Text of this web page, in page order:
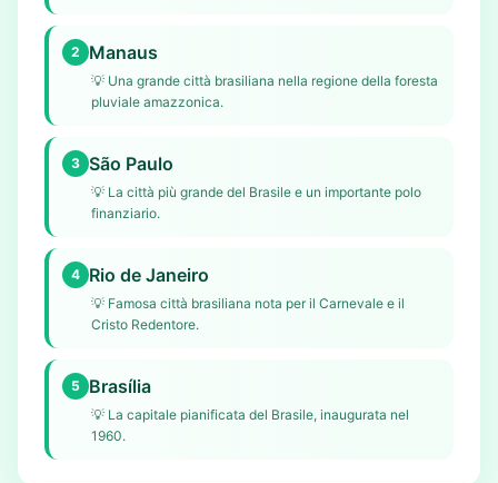
2 Manaus
💡 Una grande città brasiliana nella regione della foresta
pluviale amazzonica.
3 São Paulo
💡 La città più grande del Brasile e un importante polo
finanziario.
4 Rio de Janeiro
💡 Famosa città brasiliana nota per il Carnevale e il
Cristo Redentore.
5 Brasília
💡 La capitale pianificata del Brasile, inaugurata nel
1960.